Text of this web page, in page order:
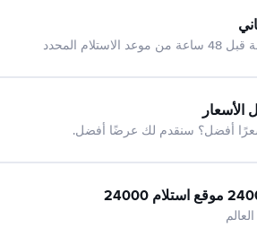
أفضل؟ سنقدم لك عرضًا أفضل.